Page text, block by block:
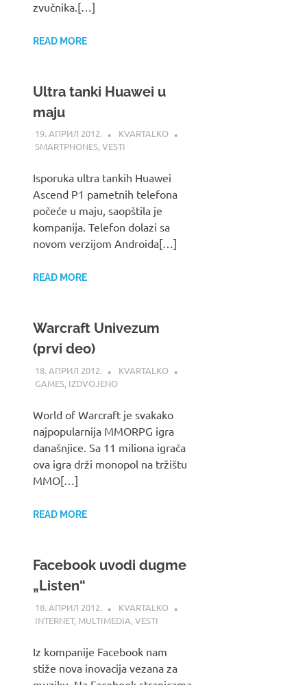
zvučnika.[…]
READ MORE
Ultra tanki Huawei u
maju
19. АПРИЛ 2012.
KVARTALKO
SMARTPHONES,VESTI
Isporuka ultra tankih Huawei
Ascend P1 pametnih telefona
počeće u maju, saopštila je
kompanija. Telefon dolazi sa
novom verzijom Androida[…]
READ MORE
Warcraft Univezum
(prvi deo)
18. АПРИЛ 2012.
KVARTALKO
GAMES, IZDVOJENO
World of Warcraft je svakako
najpopularnija MMORPG igra
današnjice. Sa 11 miliona igrača
ova igra drži monopol na tržištu
MMO[…]
READ MORE
Facebook uvodi dugme
„Listen“
18. АПРИЛ 2012.
KVARTALKO
INTERNET, MULTIMEDIA,VESTI
Iz kompanije Facebook nam
stiže nova inovacija vezana za